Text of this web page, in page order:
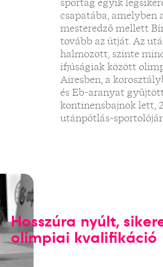
csapatába, amelyben
mesteredző mellett
tovább az útját. Az
halmozott, szinte
ifjúságiak között
Airesben, a
és Eb-aranyat
kontinensbajnok lett,
utánpótlás-
Hosszúra nyúlt,
olimpiai kvalifikáció